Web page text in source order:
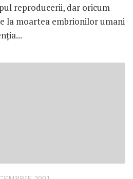
reproducerii, dar oricum
la moartea embrionilor umani